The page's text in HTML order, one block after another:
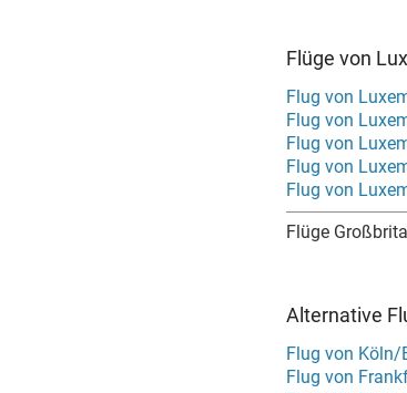
Flüge von
Flug von
Flug von
Flug von
Flug von
Flug von
Flüge
Alternative
Flug von Köln/
Flug von